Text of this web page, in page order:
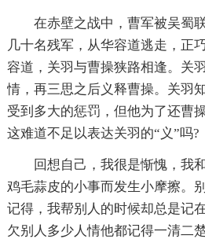
在赤壁之战中，曹军被吴蜀
几十名残军，从华容道逃走，正
容道，关羽与曹操狭路相逢。关
情，再三思之后义释曹操。关羽
受到多大的惩罚，但他为了还曹
这难道不足以表达关羽的“义”吗?
回想自己，我很是惭愧，我
鸡毛蒜皮的小事而发生小摩擦。
记得，我帮别人的时候却总是记
欠别人多少人情他都记得一清二